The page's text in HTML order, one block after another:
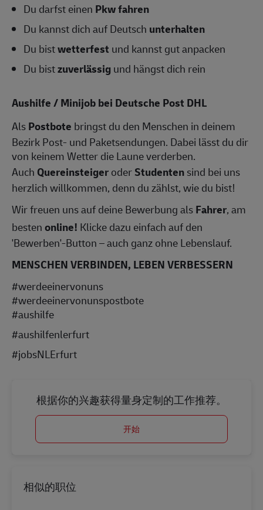
Du darfst einen Pkw fahren
Du kannst dich auf Deutsch unterhalten
Du bistwetterfest und kannst gut anpacken
Du bistzuverlässigund hängst dich rein
Aushilfe / Minijob bei Deutsche Post DHL
AlsPostbote bringst du den Menschen in deinem
Bezirk Post- und Paketsendungen. Dabei lässt du dir
von keinem Wetter die Laune verderben.
Auch QuereinsteigeroderStudentensind bei uns
herzlich willkommen, denn du zählst, wie du bist!
Wir freuen uns auf deine Bewerbung alsFahrer, am
bestenonline! Klicke dazu einfach auf den
'Bewerben'-Button – auch ganz ohne Lebenslauf.
MENSCHEN VERBINDEN, LEBEN VERBESSERN
#werdeeinervonuns
#werdeeinervonunspostbote
#aushilfe
#aushilfenlerfurt
#jobsNLErfurt
根据你的兴趣获得量身定制的工作推荐。
开始
相似的职位